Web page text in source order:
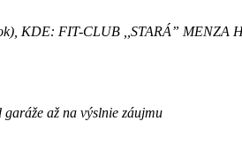
KDE: FIT-CLUB ,,STARÁ” MENZA
až na výslnie záujmu